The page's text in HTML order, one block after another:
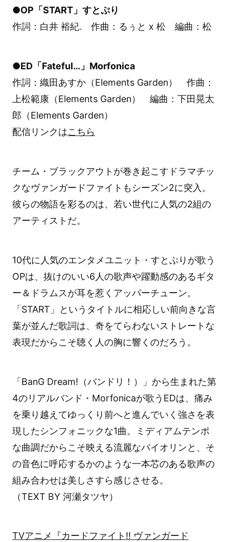
●OP「START」すとぷり
作詞：白井 裕紀. 作曲：るぅと x 松 編曲：松
●ED「Fateful…」Morfonica
作詞：織田あすか（Elements Garden） 作曲：
上松範康（Elements Garden） 編曲：下田晃太
郎（Elements Garden）
配信リンクはこちら
チーム・ブラックアウトが巻き起こすドラマチッ
クなヴァンガードファイトもシーズン2に突入。
彼らの物語を彩るのは、若い世代に人気の2組の
アーティストだ。
10代に人気のエンタメユニット・すとぷりが歌う
OPは、抜けのいい6人の歌声や躍動感のあるギタ
ー＆ドラムスが耳を惹くアッパーチューン。
「START」というタイトルに相応しい前向きな言
葉が並んだ歌詞は、奇をてらわないストレートな
表現だからこそ聴く人の胸に響くのだろう。
「BanG Dream!（バンドリ！）」から生まれた第
4のリアルバンド・Morfonicaが歌うEDは、痛み
を乗り越えてゆっくり前へと進んでいく強さを表
現したシンフォニックな1曲。ミディアムテンポ
な曲調だからこそ映える流麗なバイオリンと、そ
の音色に呼応するかのような一本芯のある歌声の
組み合わせは美しさすら感じさせる。
（TEXT BY 河瀬タツヤ）
TVアニメ『カードファイト!! ヴァンガード